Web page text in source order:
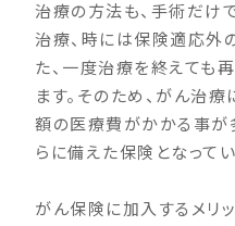
治療の方法も、手術だけ
治療、時には保険適応外
た、一度治療を終えても
ます。そのため、がん治
額の医療費がかかる事が
らに備えた保険となってい
がん保険に加入するメリ